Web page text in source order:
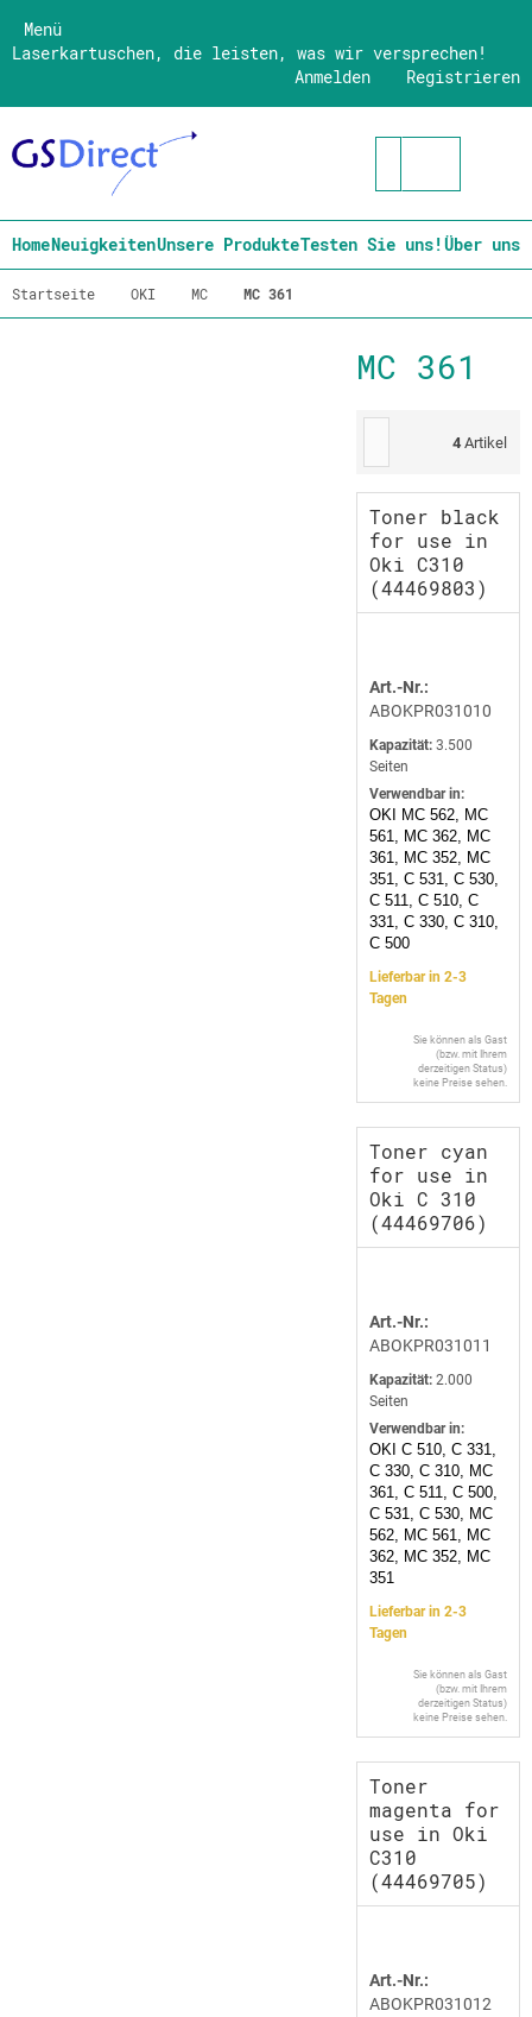
Menü
Laserkartuschen, die leisten, was wir versprechen!
Registrieren
Anmelden
HomeNeuigkeitenUnsere ProdukteTesten Sie uns!Über uns
Startseite OKI MC MC 361
MC 361
4 Artikel
Toner black
for use in
Oki C310
(44469803)
Art.-Nr.:
ABOKPR031010
Kapazität: 3.500
Seiten
Verwendbar in:
OKI MC 562, MC
561, MC 362, MC
361, MC 352, MC
351, C 531, C 530,
C 511, C 510, C
331, C 330, C 310,
C 500
Lieferbar in 2-3
Tagen
Sie können als Gast
(bzw. mit Ihrem
derzeitigen Status)
keine Preise sehen.
Toner cyan
for use in
Oki C 310
(44469706)
Art.-Nr.:
ABOKPR031011
Kapazität: 2.000
Seiten
Verwendbar in:
OKI C 510, C 331,
C 330, C 310, MC
361, C 511, C 500,
C 531, C 530, MC
562, MC 561, MC
362, MC 352, MC
351
Lieferbar in 2-3
Tagen
Sie können als Gast
(bzw. mit Ihrem
derzeitigen Status)
keine Preise sehen.
Toner
magenta for
use in Oki
C310
(44469705)
Art.-Nr.:
ABOKPR031012